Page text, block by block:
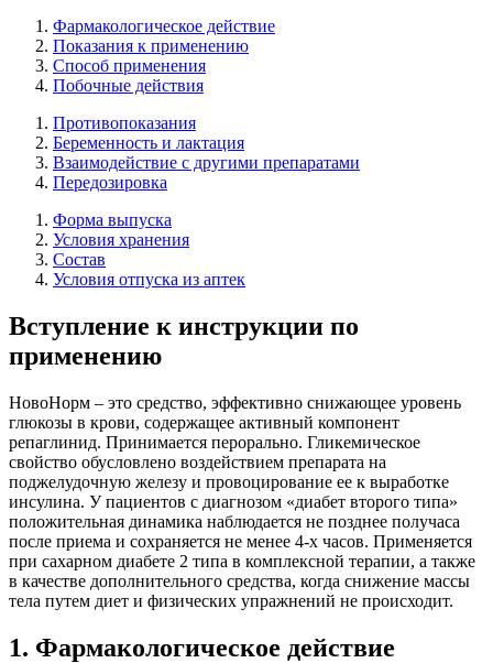
Фармакологическое действие
Показания к применению
Способ применения
Побочные действия
Противопоказания
Беременность и лактация
Взаимодействие с другими препаратами
Передозировка
Форма выпуска
Условия хранения
Состав
Условия отпуска из аптек
Вступление к инструкции по
применению
НовоНорм – это средство, эффективно снижающее уровень
глюкозы в крови, содержащее активный компонент
репаглинид. Принимается перорально. Гликемическое
свойство обусловлено воздействием препарата на
поджелудочную железу и провоцирование ее к выработке
инсулина. У пациентов с диагнозом «диабет второго типа»
положительная динамика наблюдается не позднее получаса
после приема и сохраняется не менее 4-х часов. Применяется
при сахарном диабете 2 типа в комплексной терапии, а также
в качестве дополнительного средства, когда снижение массы
тела путем диет и физических упражнений не происходит.
1. Фармакологическое действие